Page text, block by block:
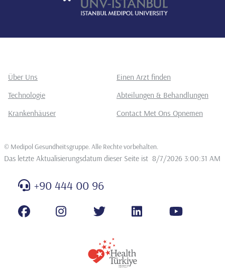
Über Uns
Einen Arzt finden
Technologie
Abteilungen & Behandlungen
Krankenhäuser
Contact Met Ons Opnemen
© Medipol Gesundheitsgruppe. Alle Rechte vorbehalten.
Das letzte Aktualisierungsdatum dieser Seite ist 8/7/2026 3:00:31 AM
+90 444 00 96